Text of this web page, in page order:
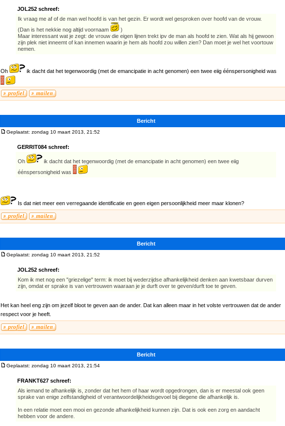
JOL252 schreef:
Ik vraag me af of de man wel hoofd is van het gezin. Er wordt wel gesproken over hoofd van de vrouw.
(Dan is het nekkie nog altijd voornaam
)
Maar interessant wat je zegt: de vrouw die eigen lijnen trekt ipv de man als hoofd te zien. Wat als hij gewoon
zijn plek niet inneemt of kan innemen waarin je hem als hoofd zou willen zien? Dan moet je wel het voortouw
nemen.
Oh ik dacht dat het tegenwoordig (met de emancipatie in acht genomen) een twee eiig éénspersonigheid was
Bericht
Geplaatst: zondag 10 maart 2013, 21:52
GERRIT084 schreef:
Oh
ik dacht dat het tegenwoordig (met de emancipatie in acht genomen) een twee eiig
éénspersonigheid was
Is dat niet meer een verregaande identificatie en geen eigen persoonlijkheid meer maar klonen?
Bericht
Geplaatst: zondag 10 maart 2013, 21:52
JOL252 schreef:
Kom ik met nog een "griezelige" term: ik moet bij wederzijdse afhankelijkheid denken aan kwetsbaar durven
zijn, omdat er sprake is van vertrouwen waaraan je je durft over te geven/durft toe te geven.
Het kan heel eng zijn om jezelf bloot te geven aan de ander. Dat kan alleen maar in het volste vertrouwen dat de ander
respect voor je heeft.
Bericht
Geplaatst: zondag 10 maart 2013, 21:54
FRANKT627 schreef:
Als iemand te afhankelijk is, zonder dat het hem of haar wordt opgedrongen, dan is er meestal ook geen
sprake van enige zelfstandigheid of verantwoordelijkheidsgevoel bij diegene die afhankelijk is.
In een relatie moet een mooi en gezonde afhankelijkheid kunnen zijn. Dat is ook een zorg en aandacht
hebben voor de andere.